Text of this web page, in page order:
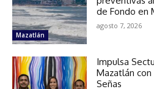
Mazatlán
de Fondo en
agosto 7, 2026
Impulsa
Mazatlán
Señas